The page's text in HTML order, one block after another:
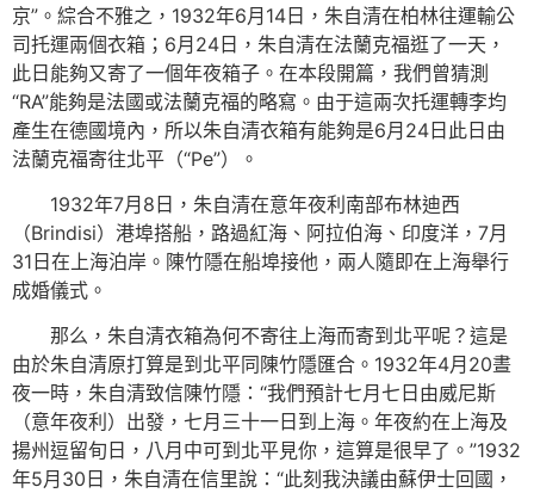
京”。綜合不雅之，1932年6月14日，朱自清在柏林往運輸公
司托運兩個衣箱；6月24日，朱自清在法蘭克福逛了一天，
此日能夠又寄了一個年夜箱子。在本段開篇，我們曾猜測
“RA”能夠是法國或法蘭克福的略寫。由于這兩次托運轉李均
產生在德國境內，所以朱自清衣箱有能夠是6月24日此日由
法蘭克福寄往北平（“Pe”）。
1932年7月8日，朱自清在意年夜利南部布林迪西
（Brindisi）港埠搭船，路過紅海、阿拉伯海、印度洋，7月
31日在上海泊岸。陳竹隱在船埠接他，兩人隨即在上海舉行
成婚儀式。
那么，朱自清衣箱為何不寄往上海而寄到北平呢？這是
由於朱自清原打算是到北平同陳竹隱匯合。1932年4月20晝
夜一時，朱自清致信陳竹隱：“我們預計七月七日由威尼斯
（意年夜利）出發，七月三十一日到上海。年夜約在上海及
揚州逗留旬日，八月中可到北平見你，這算是很早了。”1932
年5月30日，朱自清在信里說：“此刻我決議由蘇伊士回國，